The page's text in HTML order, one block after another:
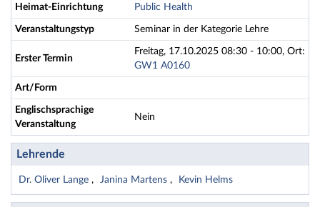
Heimat-Einrichtung Public Health
Veranstaltungstyp Seminar in der Kategorie Lehre
Erster Termin
Freitag, 17.10.2025 08:30 - 10:00, Ort:
GW1 A0160
Art/Form
Englischsprachige
Veranstaltung
Nein
Lehrende
Dr. Oliver Lange Janina Martens Kevin Helms